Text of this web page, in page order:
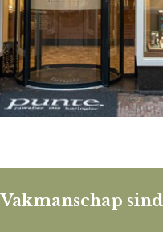
Vakmanschap